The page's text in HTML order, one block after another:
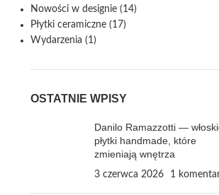
Nowości w designie(14)
Płytki ceramiczne(17)
Wydarzenia (1)
OSTATNIE WPISY
Danilo Ramazzotti —
płytki handmade, które
zmieniają wnętrza
3 czerwca 2026 1